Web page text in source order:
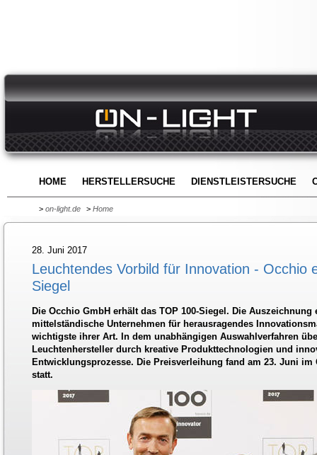
HOME HERSTELLERSUCHE DIENSTLEISTERSUCHE
> on-light.de > Home
28. Juni 2017
Leuchtendes Vorbild für Innovation - Occhio
Siegel
Die Occhio GmbH erhält das TOP 100-Siegel. Die
mittelständische Unternehmen für herausragendes
wichtigste ihrer Art. In dem unabhängigen Auswahlverfahren
Leuchtenhersteller durch kreative Produkttechnologien und
Entwicklungsprozesse. Die Preisverleihung fand am 23. Juni im
statt.